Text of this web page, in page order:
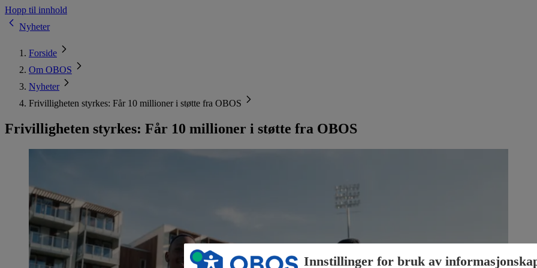
Hopp til innhold
Nyheter
Forside
Om OBOS
Nyheter
Frivilligheten styrkes: Får 10 millioner i støtte fra OBOS
Frivilligheten styrkes: Får 10 millioner i støtte fra OBOS
Innstillinger for bruk av